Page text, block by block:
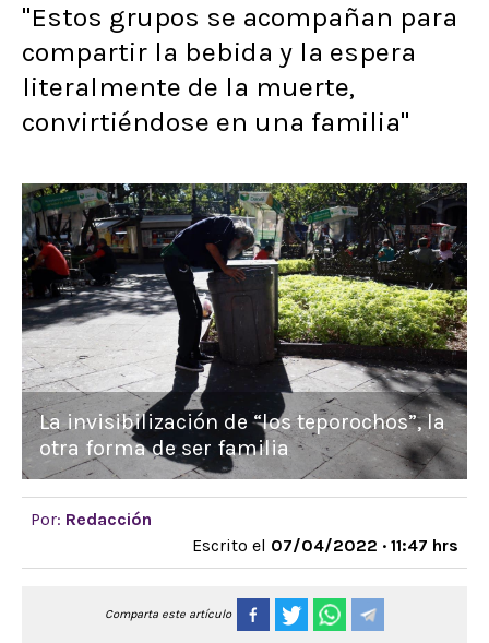
"Estos grupos se acompañan para
compartir la bebida y la espera
literalmente de la muerte,
convirtiéndose en una familia"
La invisibilización de “los teporochos”, la
otra forma de ser familia
Por: Redacción
Escrito el 07/04/2022 · 11:47 hrs
Comparta este artículo